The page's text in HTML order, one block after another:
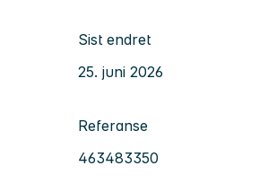
Sist endret
25. juni 2026
Referanse
463483350